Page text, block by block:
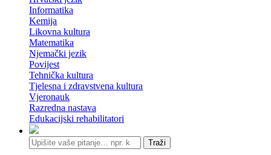
Informatika
Kemija
Likovna kultura
Matematika
Njemački jezik
Povijest
Tehnička kultura
Tjelesna i zdravstvena kultura
Vjeronauk
Razredna nastava
Edukacijski rehabilitatori
Traži